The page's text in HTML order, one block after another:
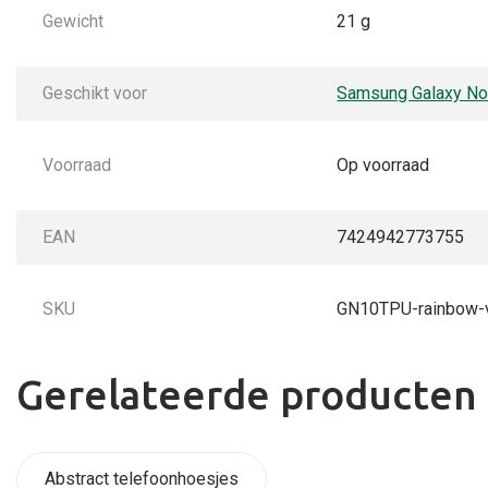
Gewicht 21 g
Geschikt voor Samsung Galaxy
Voorraad Op voorraad
EAN 7424942773755
SKU GN10TPU-
Gerelateerde producten
Abstract telefoonhoesjes